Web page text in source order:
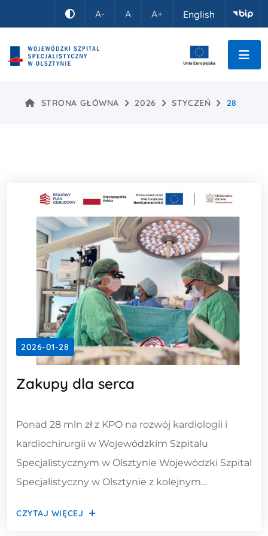
Kontrast
A- A A+ English
STRONA GŁÓWNA 2026 STYCZEŃ 28
2026-01-28
Zakupy dla serca
Ponad 28 mln zł z KPO na rozwój kardiologii i
kardiochirurgii w Wojewódzkim Szpitalu
Specjalistycznym w Olsztynie Wojewódzki Szpital
Specjalistyczny w Olsztynie z kolejnym
Zwiększania Odporności. Tym razem
CZYTAJ WIĘCEJ